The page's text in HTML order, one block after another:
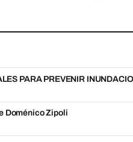
PARA PREVENIR
Doménico Zipoli